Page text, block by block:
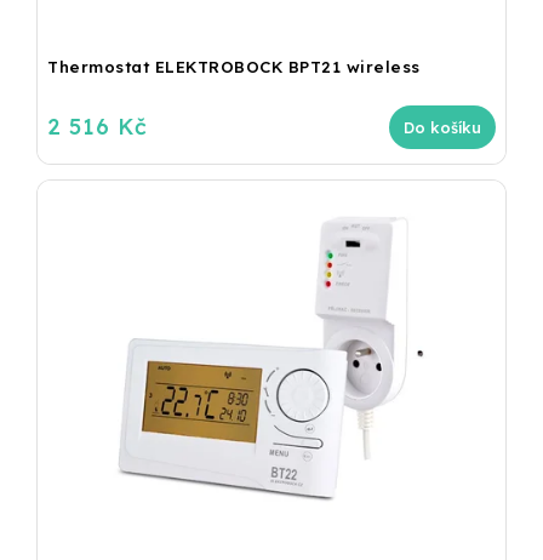
Thermostat ELEKTROBOCK BPT21 wireless
2 516 Kč Do košíku